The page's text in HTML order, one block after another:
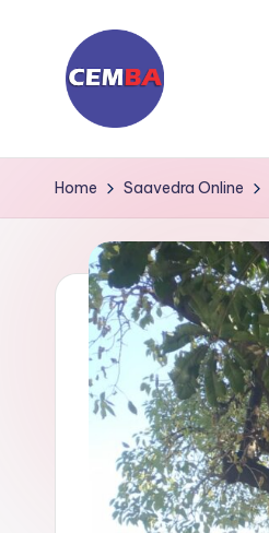
D
i
ri
C
Home Saavedra Online